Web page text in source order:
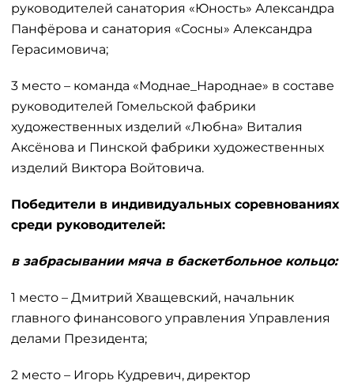
руководителей санатория «Юность» Александра
Панфёрова и санатория «Сосны» Александра
Герасимовича;
3 место – команда «Моднае_Народнае» в составе
руководителей Гомельской фабрики
художественных изделий «Любна» Виталия
Аксёнова и Пинской фабрики художественных
изделий Виктора Войтовича.
Победители в индивидуальных соревнованиях
среди руководителей:
в забрасывании мяча в баскетбольное кольцо:
1 место – Дмитрий Хващевский, начальник
главного финансового управления Управления
делами Президента;
2 место – Игорь Кудревич, директор